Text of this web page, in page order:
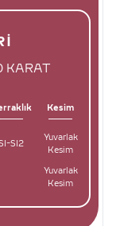
KARAT
Kesim
SI2
Yuvarlak
Kesim
Yuvarlak
Kesim